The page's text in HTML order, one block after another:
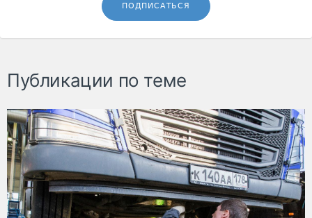
ПОДПИСАТЬСЯ
Публикации по теме